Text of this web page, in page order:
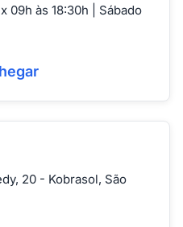
09h às 18:30h | Sábado
20 - Kobrasol, São